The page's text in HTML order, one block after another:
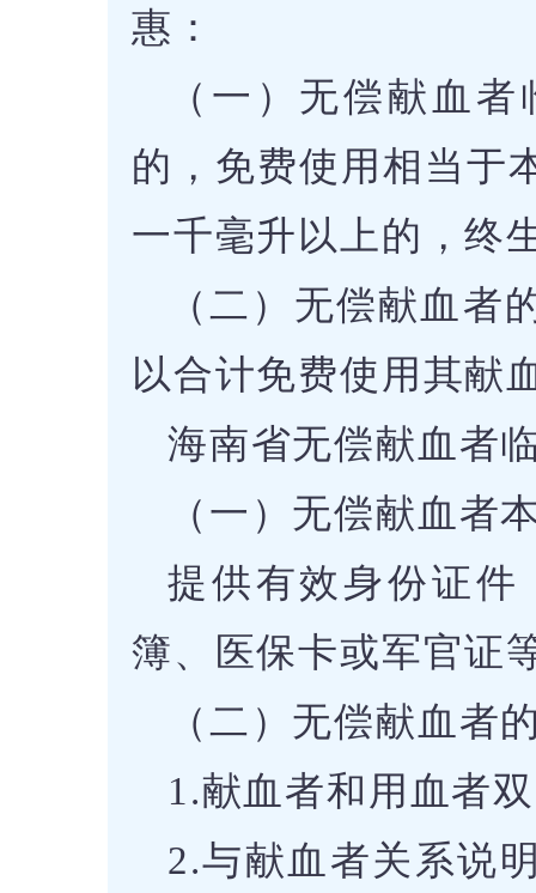
惠：
（一）无偿献血
的，免费使用相当于
一千毫升以上的，终
（二）无偿献血者
以合计免费使用其献
海南省无偿献血者
（一）无偿献血者
提供有效身份证件
簿、医保卡或军官证
（二）无偿献血者
1.献血者和用血者
2.与献血者关系说